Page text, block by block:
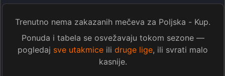
Trenutno nema zakazanih mečeva za Poljska - Kup.
Ponuda i tabela se osvežavaju tokom sezone —
pogledaj sve utakmice ili druge lige, ili svrati malo
kasnije.